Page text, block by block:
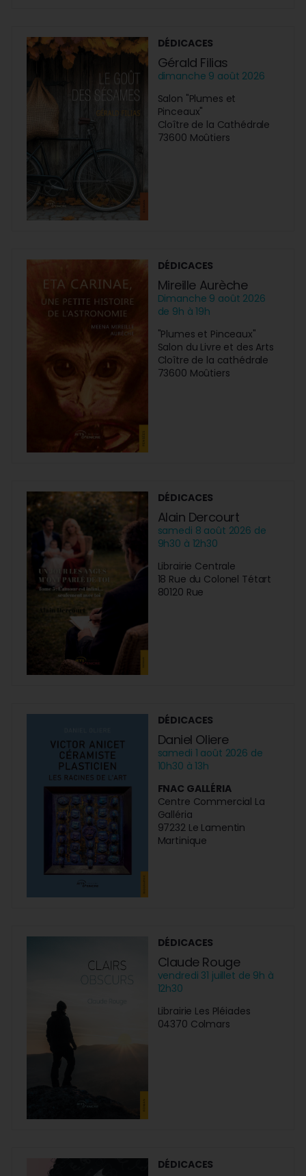
DÉDICACES
Gérald Filias
dimanche 9 août 2026
Salon "Plumes et
Pinceaux"
Cloître de la Cathédrale
73600 Moûtiers
DÉDICACES
Mireille Aurèche
Dimanche 9 août 2026
de 9h à 19h
"Plumes et Pinceaux"
Salon du Livre et des Arts
Cloître de la cathédrale
73600 Moûtiers
DÉDICACES
Alain Dercourt
samedi 8 août 2026 de
9h30 à 12h30
Librairie Centrale
18 Rue du Colonel Tétart
80120 Rue
DÉDICACES
Daniel Oliere
samedi 1 août 2026 de
10h30 à 13h
FNAC GALLÉRIA
Centre Commercial La
Galléria
97232 Le Lamentin
Martinique
DÉDICACES
Claude Rouge
vendredi 31 juillet de 9h à
12h30
Librairie Les Pléiades
04370 Colmars
DÉDICACES